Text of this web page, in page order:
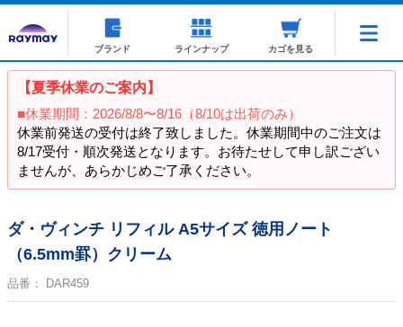
ブランド ラインナップ カゴを見る
【夏季休業のご案内】
■休業期間：2026/8/8〜8/16（8/10は出荷のみ）
休業前発送の受付は終了致しました。休業期間中のご注文は
8/17受付・順次発送となります。お待たせして申し訳ござい
ませんが、あらかじめご了承ください。
ダ・ヴィンチ リフィル A5サイズ 徳用ノート
（6.5mm罫）クリーム
品番： DAR459